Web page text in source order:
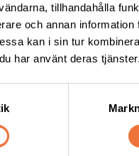
tillhandahålla
och annan information
kan i sin tur
har använt deras tjänster.
tillsatser, ursprung EU